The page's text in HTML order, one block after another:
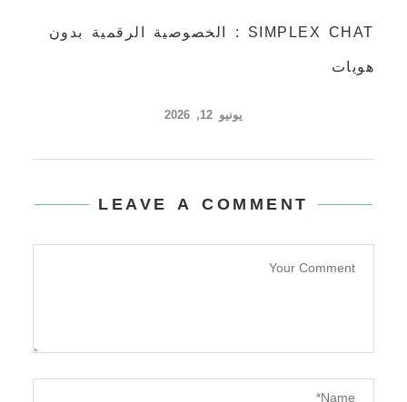
SIMPLEX CHAT : الخصوصية الرقمية بدون
هويات
يونيو 12, 2026
LEAVE A COMMENT